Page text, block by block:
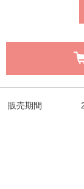
販売期間